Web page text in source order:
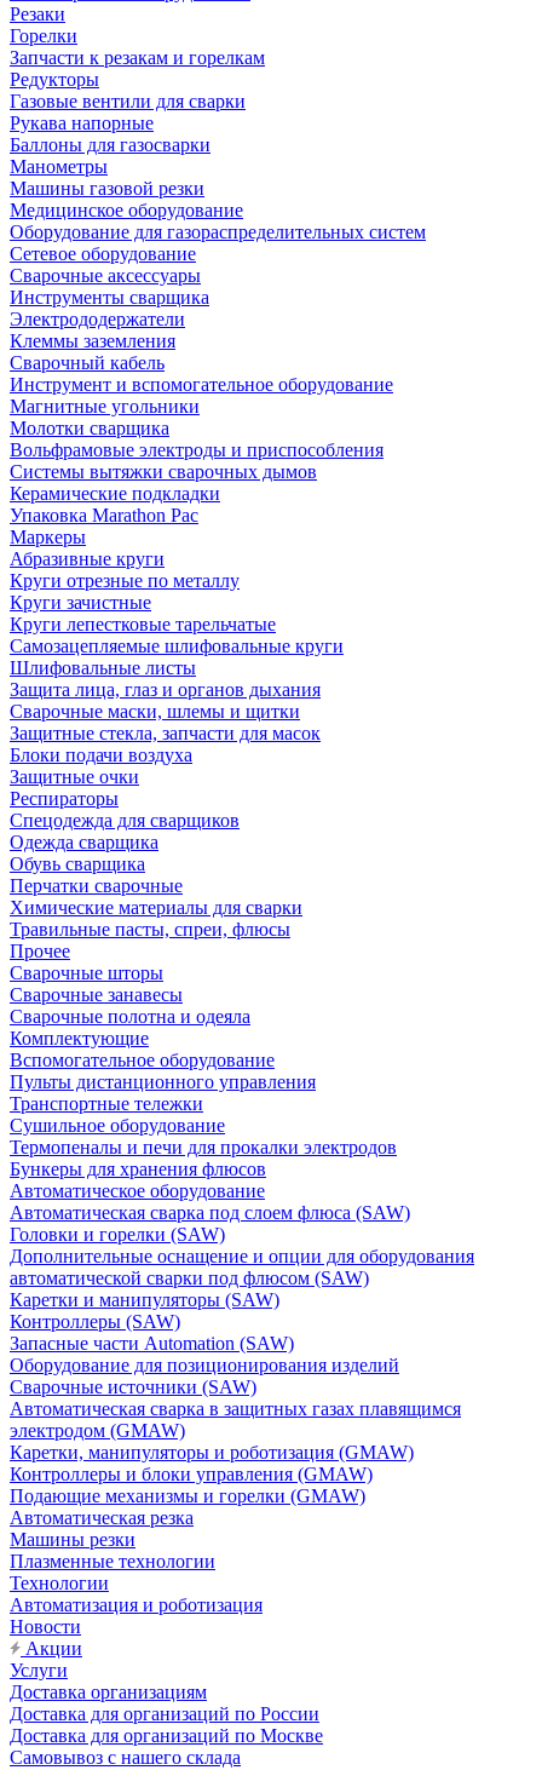
Резаки
Горелки
Запчасти к резакам и горелкам
Редукторы
Газовые вентили для сварки
Рукава напорные
Баллоны для газосварки
Манометры
Машины газовой резки
Медицинское оборудование
Оборудование для газораспределительных систем
Сетевое оборудование
Сварочные аксессуары
Инструменты сварщика
Электрододержатели
Клеммы заземления
Сварочный кабель
Инструмент и вспомогательное оборудование
Магнитные угольники
Молотки сварщика
Вольфрамовые электроды и приспособления
Системы вытяжки сварочных дымов
Керамические подкладки
Упаковка Marathon Pac
Маркеры
Абразивные круги
Круги отрезные по металлу
Круги зачистные
Круги лепестковые тарельчатые
Самозацепляемые шлифовальные круги
Шлифовальные листы
Защита лица, глаз и органов дыхания
Сварочные маски, шлемы и щитки
Защитные стекла, запчасти для масок
Блоки подачи воздуха
Защитные очки
Респираторы
Спецодежда для сварщиков
Одежда сварщика
Обувь сварщика
Перчатки сварочные
Химические материалы для сварки
Травильные пасты, спреи, флюсы
Прочее
Сварочные шторы
Сварочные занавесы
Сварочные полотна и одеяла
Комплектующие
Вспомогательное оборудование
Пульты дистанционного управления
Транспортные тележки
Сушильное оборудование
Термопеналы и печи для прокалки электродов
Бункеры для хранения флюсов
Автоматическое оборудование
Автоматическая сварка под слоем флюса (SAW)
Головки и горелки (SAW)
Дополнительные оснащение и опции для оборудования
автоматической сварки под флюсом (SAW)
Каретки и манипуляторы (SAW)
Контроллеры (SAW)
Запасные части Automation (SAW)
Оборудование для позиционирования изделий
Сварочные источники (SAW)
Автоматическая сварка в защитных газах плавящимся
электродом (GMAW)
Каретки, манипуляторы и роботизация (GMAW)
Контроллеры и блоки управления (GMAW)
Подающие механизмы и горелки (GMAW)
Автоматическая резка
Машины резки
Плазменные технологии
Технологии
Автоматизация и роботизация
Новости
Акции
Услуги
Доставка организациям
Доставка для организаций по России
Доставка для организаций по Москве
Самовывоз с нашего склада